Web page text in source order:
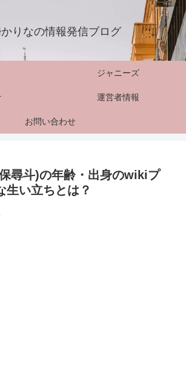
りなの情報発信ブログ
ジャニーズ
運営者情報
お問い合わせ
尋斗)の年齢・出身のwikiプ
生い立ちとは？